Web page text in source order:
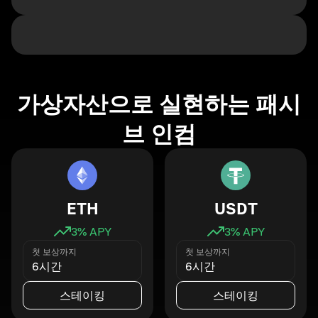
가상자산으로 실현하는 패시
브 인컴
ETH
3% APY
첫 보상까지
6시간
스테이킹
USDT
3% APY
첫 보상까지
6시간
스테이킹